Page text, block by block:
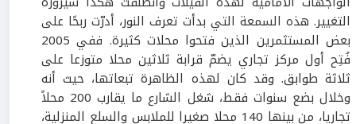
التغيير. هذه السمعة التي بدأت تعرف النور، أدرّت ربحًا على
بعض المستثمرين الذين فتحوا محلات كثيرة. ففي 2005
فُتِح أول مركز تجاري يضمّ قرابة ثلاثين محلا متوزعا على
ثلاثة طوابق. وقد كان لهذه الظاهرة تبعاتها، حيث أنه
وخلال بضع سنوات فقط، شغل الشارع ما يقارب 200 محلاً
تجاريا، من بينها 140 محلا صغيرا للملابس والسلع المنزلية،